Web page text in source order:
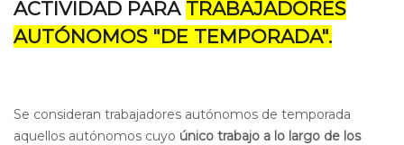
ACTIVIDAD PARA TRABAJADORES
AUTÓNOMOS "DE TEMPORADA".
Se consideran trabajadores autónomos de temporada
aquellos autónomos cuyo único trabajo a lo largo de los